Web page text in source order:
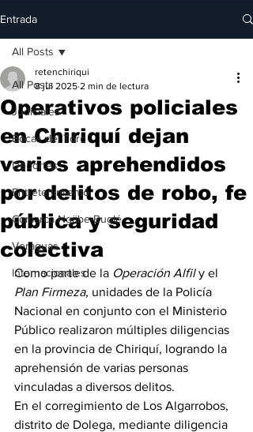
Entrada
All Posts
Judiciales
Bocas del Toro
Deportes
Entretenimiento
Comarca Ngäbe-Buglé
Veraguas
Internacionales
All Posts
Operativos policiales
en Chiriquí dejan
varios aprehendidos
por delitos de robo, fe
pública y seguridad
colectiva
retenchiriqui
8 jul 2025 2 min de lectura
Como parte de la Operación Alfil y el
Plan Firmeza, unidades de la Policía
Nacional en conjunto con el Ministerio
Público realizaron múltiples diligencias
en la provincia de Chiriquí, logrando la
aprehensión de varias personas
vinculadas a diversos delitos.
En el corregimiento de Los Algarrobos,
distrito de Dolega, mediante diligencia